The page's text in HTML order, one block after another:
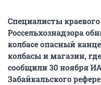
Специалисты
Россельхознадзора
колбасе опасный
колбасы и магазин,
сообщили 30 ноября
Забайкальского